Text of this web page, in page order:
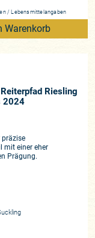
Verfeinerung,
Rund drei
bepflanzt, doch
in ihrem
das in
auf Insektizide
alten Reben zu
im
eine gezielte
Kompost
gesunden
im Weinberg
/ Lebensmittelangaben
Warenkorb
Riesling
2024
präzise
mit einer eher
Prägung.